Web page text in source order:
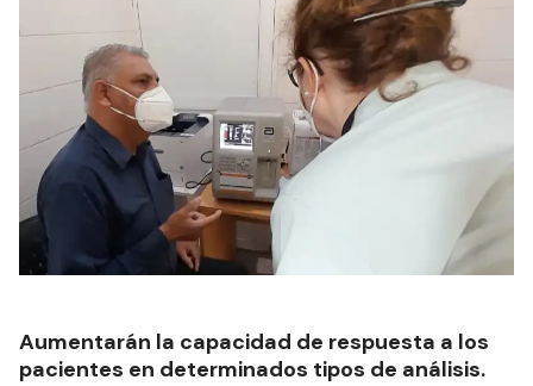
Aumentarán la capacidad de respuesta a los
pacientes en determinados tipos de análisis.